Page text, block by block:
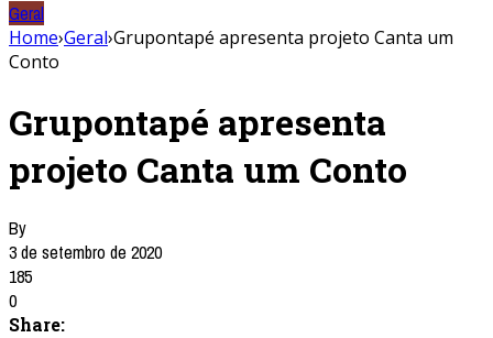
Geral
Home›Geral›Grupontapé apresenta projeto Canta um
Conto
Grupontapé apresenta
projeto Canta um Conto
By
3 de setembro de 2020
185
0
Share: